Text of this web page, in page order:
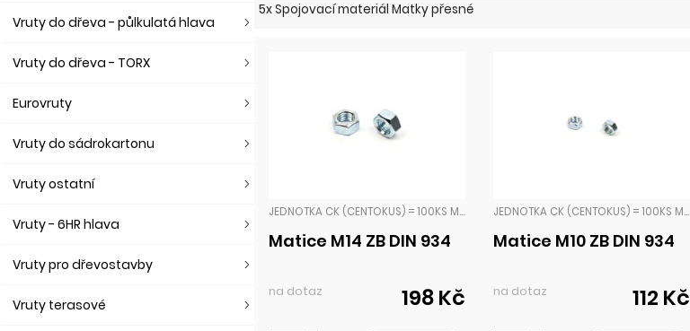
5x Spojovací materiál Matky přesné
JEDNOTKA CK (CENTOKUS) = 100KS MATKY PŘESNÉ
Matice M14 ZB DIN 934
na dotaz 198 Kč
JEDNOTKA CK (CENTOKUS) = 100KS MATKY PŘESNÉ
Matice M10 ZB DIN 934
na dotaz 112 Kč
Vruty do dřeva - půlkulatá hlava
Vruty do dřeva - TORX
Eurovruty
Vruty do sádrokartonu
Vruty ostatní
Vruty - 6HR hlava
Vruty pro dřevostavby
Vruty terasové